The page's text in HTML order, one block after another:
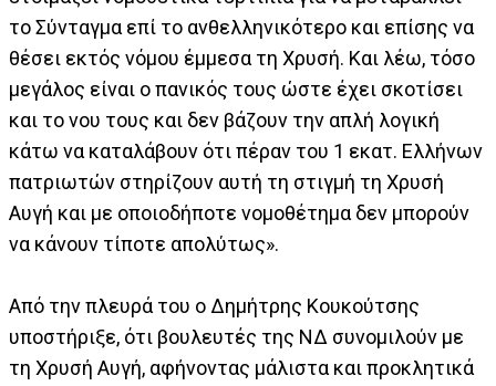
το Σύνταγμα επί το ανθελληνικότερο και επίσης να
θέσει εκτός νόμου έμμεσα τη Χρυσή. Και λέω, τόσο
μεγάλος είναι ο πανικός τους ώστε έχει σκοτίσει
και το νου τους και δεν βάζουν την απλή λογική
κάτω να καταλάβουν ότι πέραν του 1 εκατ. Ελλήνων
πατριωτών στηρίζουν αυτή τη στιγμή τη Χρυσή
Αυγή και με οποιοδήποτε νομοθέτημα δεν μπορούν
να κάνουν τίποτε απολύτως».
Από την πλευρά του ο Δημήτρης Κουκούτσης
υποστήριξε, ότι βουλευτές της ΝΔ συνομιλούν με
τη Χρυσή Αυγή, αφήνοντας μάλιστα και προκλητικά